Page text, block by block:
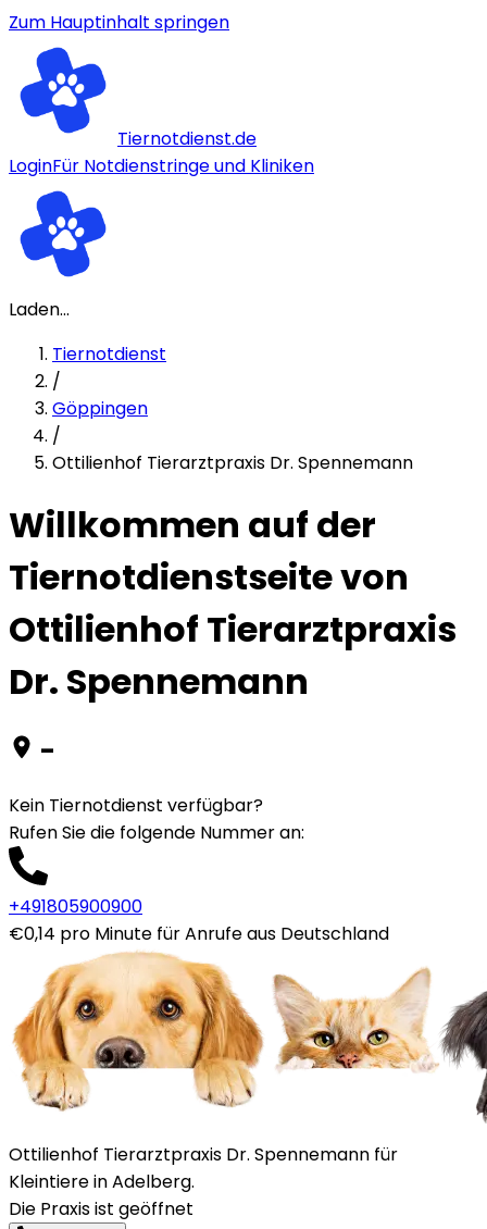
Zum Hauptinhalt springen
Tiernotdienst.de
LoginFür Notdienstringe und Kliniken
Laden...
Tiernotdienst
/
Göppingen
/
Ottilienhof Tierarztpraxis Dr. Spennemann
Willkommen auf der
Tiernotdienstseite von
Ottilienhof Tierarztpraxis
Dr. Spennemann
-
Kein Tiernotdienst verfügbar?
Rufen Sie die folgende Nummer an:
+491805900900
€0,14 pro Minute für Anrufe aus Deutschland
Ottilienhof Tierarztpraxis Dr. Spennemann für
Kleintiere in Adelberg.
Die Praxis ist geöffnet